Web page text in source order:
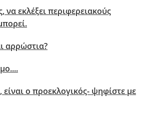
εκλέξει περιφερειακούς
αρρώστια?
ο προεκλογικός- ψηφίστε με